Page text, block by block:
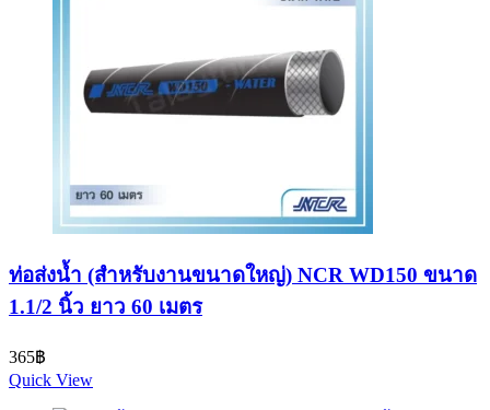
ท่อส่งน้ำ (สำหรับงานขนาดใหญ่) NCR WD150 ขนาด
1.1/2 นิ้ว ยาว 60 เมตร
365฿
Quick View